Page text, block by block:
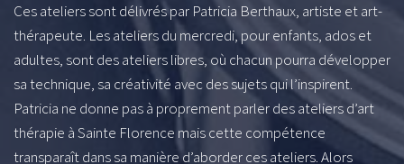
Ces ateliers sont délivrés par Patricia Berthaux, artiste et art-
thérapeute. Les ateliers du mercredi, pour enfants, ados et
adultes, sont des ateliers libres, où chacun pourra développer
sa technique, sa créativité avec des sujets qui l’inspirent.
Patricia ne donne pas à proprement parler des ateliers d’art
thérapie à Sainte Florence mais cette compétence
transparaît dans sa manière d’aborder ces ateliers. Alors